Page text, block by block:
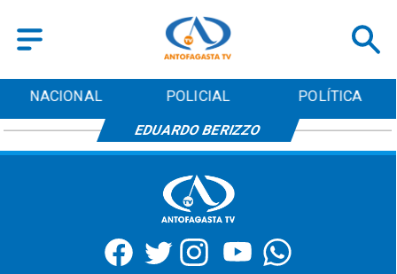
NACIONAL POLICIAL POLÍTICA
EDUARDO BERIZZO